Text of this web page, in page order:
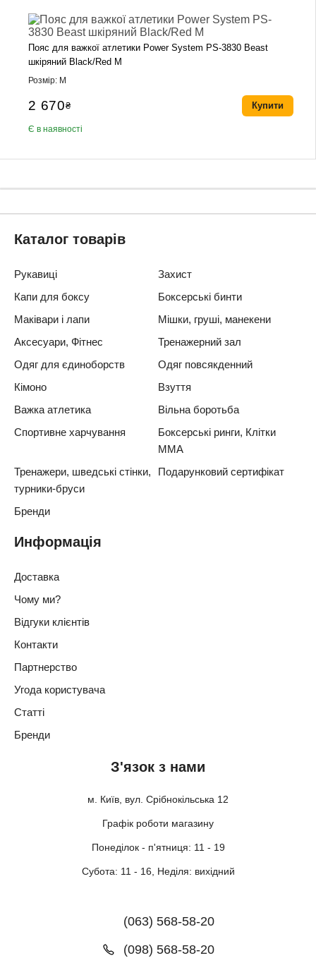
Пояс для важкої атлетики Power System PS-3830 Beast
шкіряний Black/Red M
Розмір: M
2 670₴
Є в наявності
Купити
З'язок з нами
м. Київ, вул. Срібнокільська 12
Графік роботи магазину
Понеділок - п'ятниця: 11 - 19
Субота: 11 - 16, Неділя: вихідний
(063) 568-58-20
(098) 568-58-20
Каталог товарів
Рукавиці
Захист
Капи для боксу
Боксерські бинти
Маківари і лапи
Мішки, груші, манекени
Аксесуари, Фітнес
Тренажерний зал
Одяг для єдиноборств
Одяг повсякденний
Кімоно
Взуття
Важка атлетика
Вільна боротьба
Спортивне харчування
Боксерські ринги, Клітки
ММА
Тренажери, шведські стінки,
турники-бруси
Подарунковий сертифікат
Бренди
Информація
Доставка
Чому ми?
Відгуки клієнтів
Контакти
Партнерство
Угода користувача
Статті
Бренди